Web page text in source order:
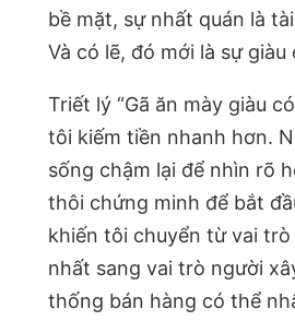
bề mặt, sự nhất quán là
Và có lẽ, đó mới là sự
Triết lý “Gã ăn mày giàu
tôi kiếm tiền nhanh hơn.
sống chậm lại để nhìn rõ
thôi chứng minh để bắt
khiến tôi chuyển từ vai
nhất sang vai trò người
thống bán hàng có thể